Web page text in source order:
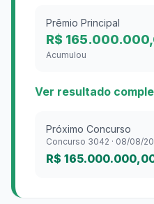
Prêmio Principal
R$
Acumulou
Ver resultado
Próximo Concurso
Concurso 3042 · 08/08/
R$